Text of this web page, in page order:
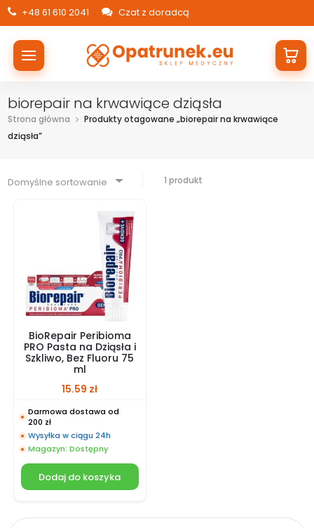
+48 61 610 2041 Czat z doradcą
biorepair na krwawiące dziąsła
Strona główna
Produkty otagowane „biorepair na krwawiące
dziąsła”
Domyślne sortowanie 1 produkt
BioRepair Peribioma
PRO Pasta na Dziąsła i
Szkliwo, Bez Fluoru 75
ml
15.59 zł
Darmowa dostawa od
200 zł
Wysyłka w ciągu 24h
Magazyn: Dostępny
Dodaj do koszyka